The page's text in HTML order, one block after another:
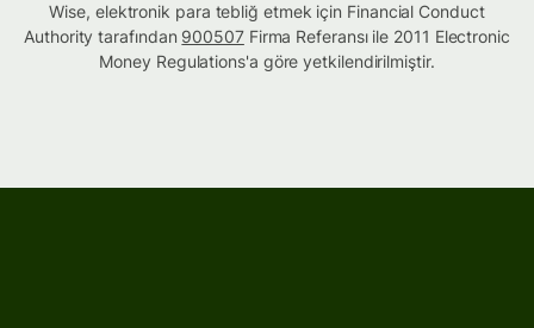
Wise, elektronik para tebliğ etmek için Financial Conduct
Authority tarafından 900507Firma Referansı ile 2011 Electronic
Money Regulations'a göre yetkilendirilmiştir.